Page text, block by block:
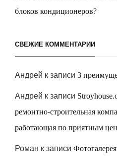
блоков кондиционеров?
СВЕЖИЕ КОММЕНТАРИИ
Андрей к записи 3
Андрей к записи
ремонтно-строительная
работающая по приятным
Роман к записи Фотогалерея